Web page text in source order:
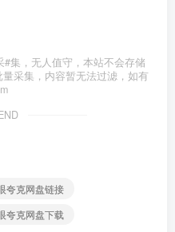
集，无人值守，本站不会存储
采集，内容暂无法过滤，如有
夸克网盘链接
夸克网盘下载